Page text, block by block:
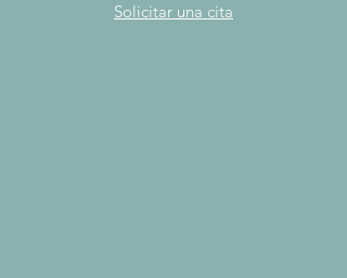
Solicitar una cita